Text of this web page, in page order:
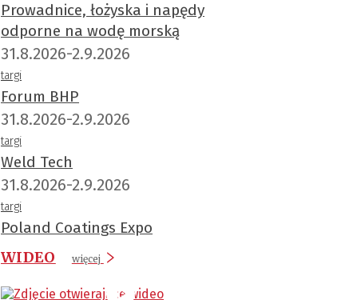
Prowadnice, łożyska i napędy
odporne na wodę morską
31.8.2026-2.9.2026
targi
Forum BHP
31.8.2026-2.9.2026
targi
Weld Tech
31.8.2026-2.9.2026
targi
Poland Coatings Expo
WIDEO
więcej